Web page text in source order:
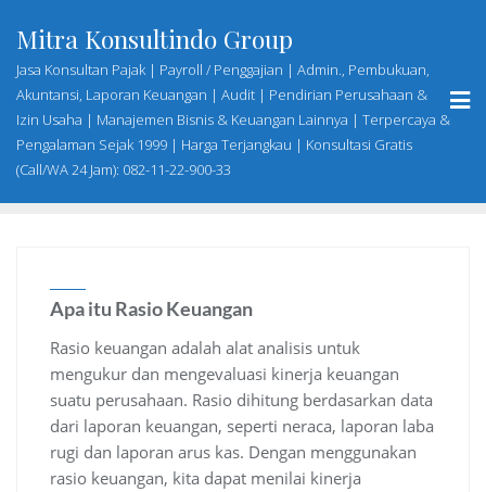
content
Mitra Konsultindo Group
Jasa Konsultan Pajak | Payroll / Penggajian | Admin., Pembukuan,
Akuntansi, Laporan Keuangan | Audit | Pendirian Perusahaan &
Izin Usaha | Manajemen Bisnis & Keuangan Lainnya | Terpercaya &
Pengalaman Sejak 1999 | Harga Terjangkau | Konsultasi Gratis
(Call/WA 24 Jam): 082-11-22-900-33
Apa itu Rasio Keuangan
Rasio keuangan adalah alat analisis untuk
mengukur dan mengevaluasi kinerja keuangan
suatu perusahaan. Rasio dihitung berdasarkan data
dari laporan keuangan, seperti neraca, laporan laba
rugi dan laporan arus kas. Dengan menggunakan
rasio keuangan, kita dapat menilai kinerja